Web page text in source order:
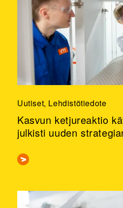
Uutiset, Lehdistötiedote
Kasvun ketjureaktio
julkisti uuden